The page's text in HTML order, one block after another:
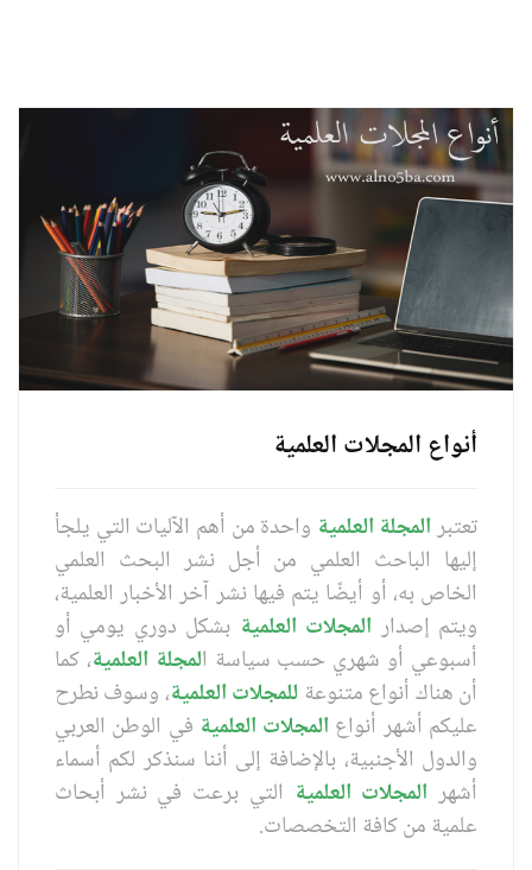
أنواع المجلات العلمية
تعتبرالمجلة العلمية واحدة من أهم الآليات التي يلجأ
إليها الباحث العلمي من أجل نشر البحث العلمي
الخاص به، أو أيضًا يتم فيها نشر آخر الأخبار العلمية،
ويتم إصدار المجلات العلمية بشكل دوري يومي أو
أسبوعي أو شهري حسب سياسة المجلة العلمية، كما
أن هناك أنواع متنوعة للمجلات العلمية، وسوف نطرح
عليكم أشهر أنواع المجلات العلمية في الوطن العربي
والدول الأجنبية، بالإضافة إلى أننا سنذكر لكم أسماء
أشهر المجلات العلمية التي برعت في نشر أبحاث
علمية من كافة التخصصات.